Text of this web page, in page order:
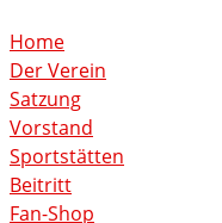
Home
Der Verein
Satzung
Vorstand
Sportstätten
Beitritt
Fan-Shop